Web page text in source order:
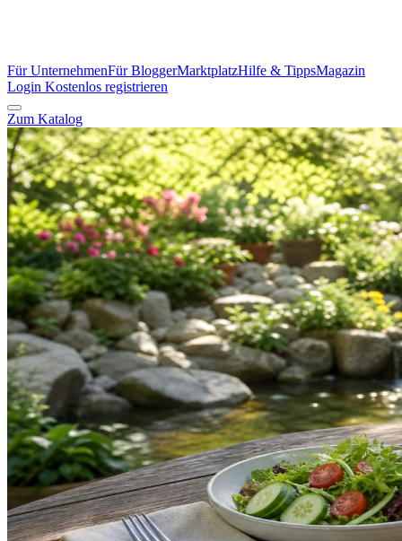
Für UnternehmenFür BloggerMarktplatzHilfe & TippsMagazin
Login Kostenlos registrieren
Zum Katalog